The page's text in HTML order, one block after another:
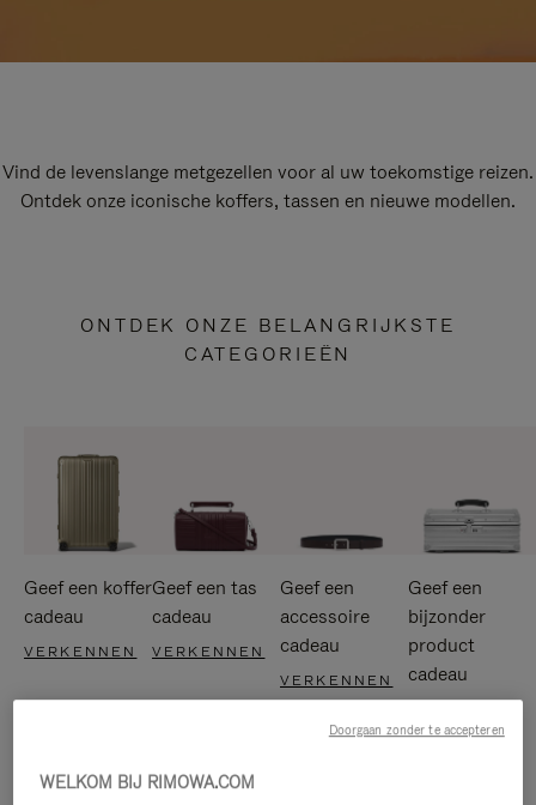
Vind de levenslange metgezellen voor al uw toekomstige reizen.
Ontdek onze iconische koffers, tassen en nieuwe modellen.
ONTDEK ONZE BELANGRIJKSTE
CATEGORIEËN
Geef een koffer
cadeau
VERKENNEN
Geef een tas
cadeau
VERKENNEN
Geef een
accessoire
cadeau
VERKENNEN
Geef een
bijzonder
product
cadeau
WELKOM BIJ RIMOWA.COM
Doorgaan zonder te accepteren